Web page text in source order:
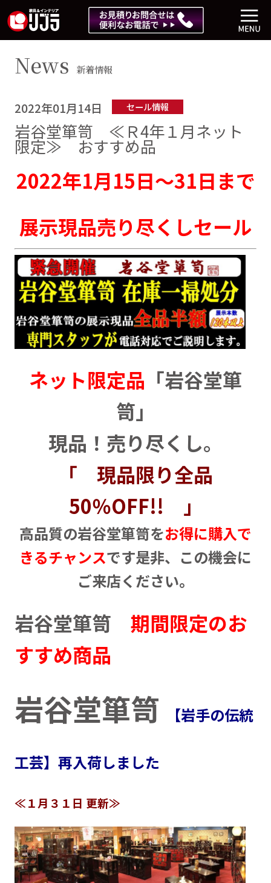
News 新着情報
セール情報
2022年01月14日
岩谷堂箪笥 ≪Ｒ4年１月ネット
限定≫ おすすめ品
2022年1月15日～31日まで
展示現品売り尽くしセール
ネット限定品 「岩谷堂箪
笥」
現品！売り尽くし。
「 現品限り全品
50％OFF!! 」
高品質の岩谷堂箪笥をお得に購入で
きるチャンスです是非、この機会に
ご来店ください。
岩谷堂箪笥 期間限定のお
すすめ商品
岩谷堂箪笥 【岩手の伝統
工芸】再入荷しました
≪１月３１日 更新≫